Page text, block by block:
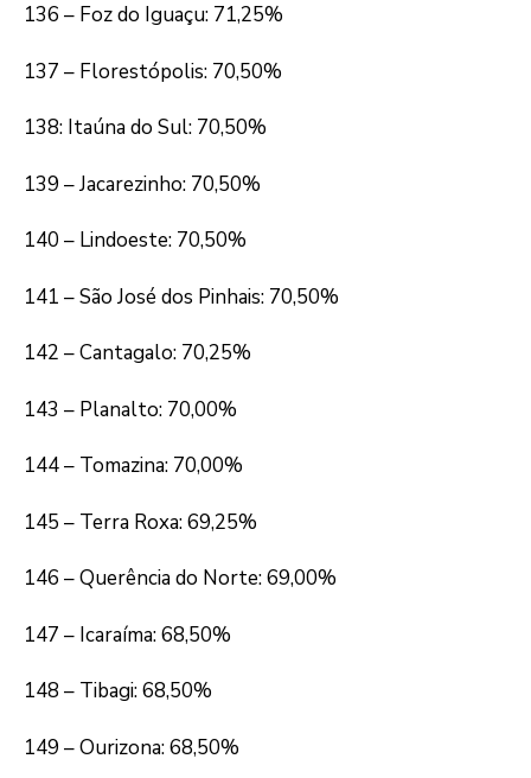
136 – Foz do Iguaçu: 71,25%
137 – Florestópolis: 70,50%
138: Itaúna do Sul: 70,50%
139 – Jacarezinho: 70,50%
140 – Lindoeste: 70,50%
141 – São José dos Pinhais: 70,50%
142 – Cantagalo: 70,25%
143 – Planalto: 70,00%
144 – Tomazina: 70,00%
145 – Terra Roxa: 69,25%
146 – Querência do Norte: 69,00%
147 – Icaraíma: 68,50%
148 – Tibagi: 68,50%
149 – Ourizona: 68,50%